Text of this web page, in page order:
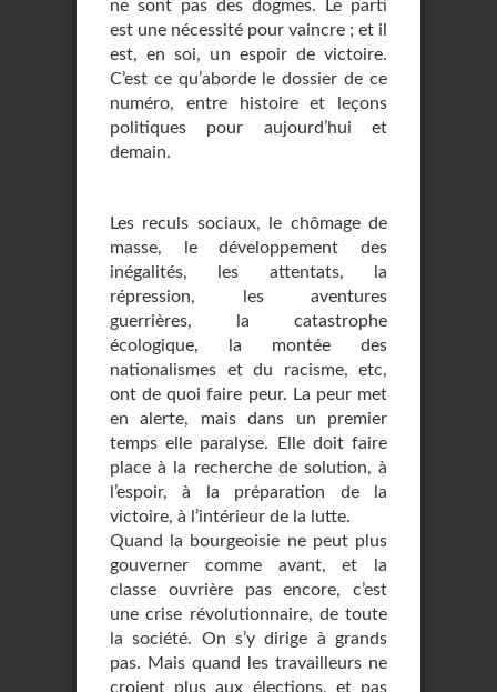
ne sont pas des dogmes. Le parti
est une nécessité pour vaincre ; et il
est, en soi, un espoir de victoire.
C’est ce qu’aborde le dossier de ce
numéro, entre histoire et leçons
politiques pour aujourd’hui et
demain.
Les reculs sociaux, le chômage de
masse, le développement des
inégalités, les attentats, la
répression, les aventures
guerrières, la catastrophe
écologique, la montée des
nationalismes et du racisme, etc,
ont de quoi faire peur. La peur met
en alerte, mais dans un premier
temps elle paralyse. Elle doit faire
place à la recherche de solution, à
l’espoir, à la préparation de la
victoire, à l’intérieur de la lutte.
Quand la bourgeoisie ne peut plus
gouverner comme avant, et la
classe ouvrière pas encore, c’est
une crise révolutionnaire, de toute
la société. On s’y dirige à grands
pas. Mais quand les travailleurs ne
croient plus aux élections, et pas